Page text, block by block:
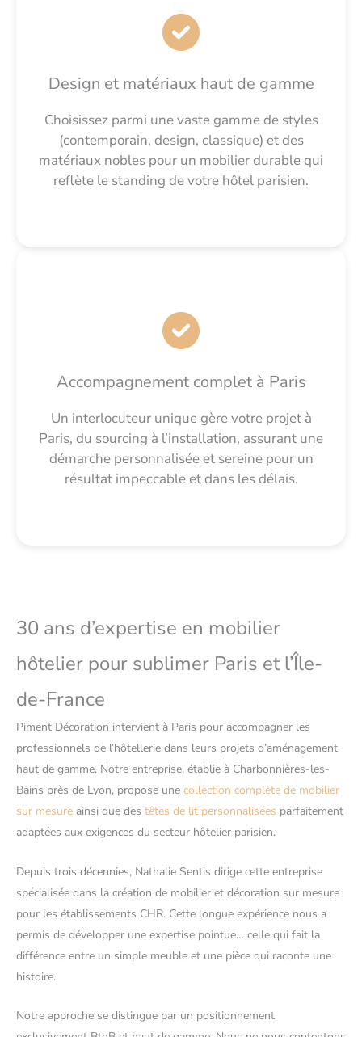
Design et matériaux haut de gamme
Choisissez parmi une vaste gamme de styles
(contemporain, design, classique) et des
matériaux nobles pour un mobilier durable qui
reflète le standing de votre hôtel parisien.
Accompagnement complet à Paris
Un interlocuteur unique gère votre projet à
Paris, du sourcing à l’installation, assurant une
démarche personnalisée et sereine pour un
résultat impeccable et dans les délais.
30 ans d’expertise en mobilier
hôtelier pour sublimer Paris et l’Île-
de-France
Piment Décoration intervient à Paris pour accompagner les
professionnels de l’hôtellerie dans leurs projets d’aménagement
haut de gamme. Notre entreprise, établie à Charbonnières-les-
Bains près de Lyon, propose une collection complète de mobilier
sur mesure ainsi que des têtes de lit personnalisées parfaitement
adaptées aux exigences du secteur hôtelier parisien.
Depuis trois décennies, Nathalie Sentis dirige cette entreprise
spécialisée dans la création de mobilier et décoration sur mesure
pour les établissements CHR. Cette longue expérience nous a
permis de développer une expertise pointue… celle qui fait la
différence entre un simple meuble et une pièce qui raconte une
histoire.
Notre approche se distingue par un positionnement